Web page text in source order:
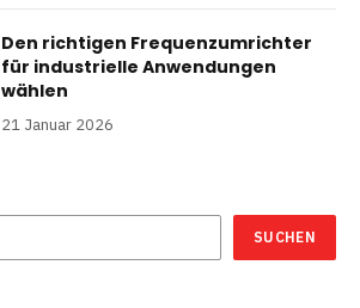
Den richtigen Frequenzumrichter
für industrielle Anwendungen
wählen
21 Januar 2026
SUCHEN